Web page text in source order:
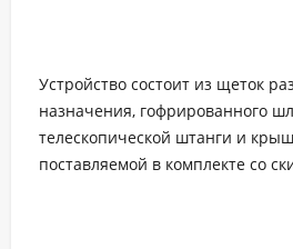
Устройство состоит из щеток
назначения, гофрированного
телескопической штанги и
поставляемой в комплекте со